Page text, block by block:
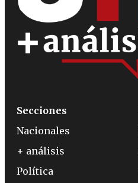
Secciones
Nacionales
+ análisis
Política